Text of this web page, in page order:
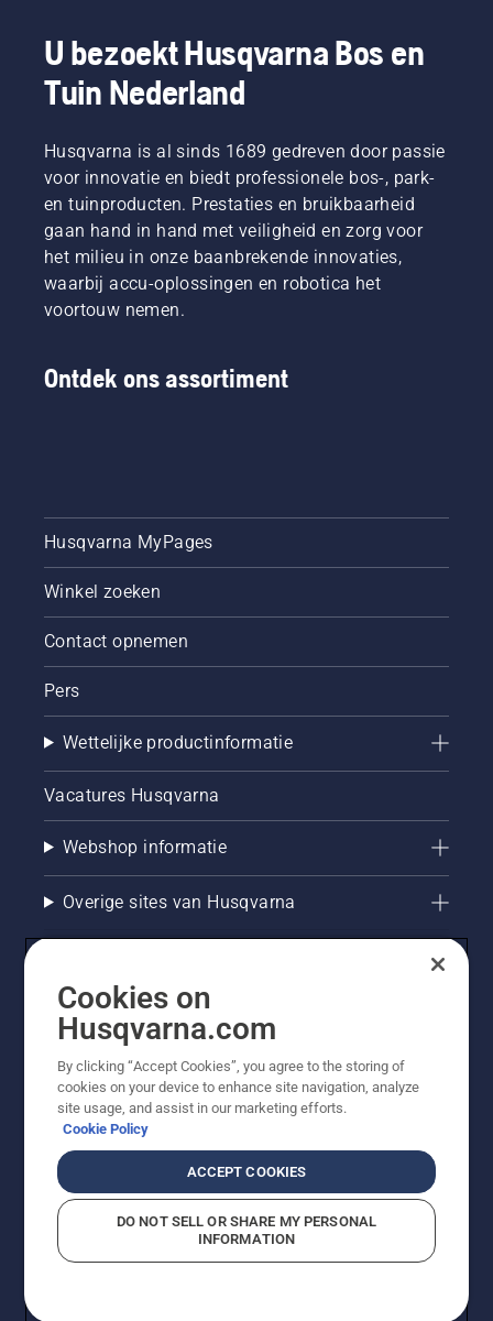
U bezoekt Husqvarna Bos en
Tuin Nederland
Husqvarna is al sinds 1689 gedreven door passie
voor innovatie en biedt professionele bos-, park-
en tuinproducten. Prestaties en bruikbaarheid
gaan hand in hand met veiligheid en zorg voor
het milieu in onze baanbrekende innovaties,
waarbij accu-oplossingen en robotica het
voortouw nemen.
Ontdek ons assortiment
Husqvarna MyPages
Winkel zoeken
Contact opnemen
Pers
Wettelijke productinformatie
Vacatures Husqvarna
Webshop informatie
Overige sites van Husqvarna
© Husqvarna AB (publ). Alle rechten voorbehouden. De
getoonde prijzen zijn consumentenadviesprijzen. Alle
vermelde prijzen zijn adviesverkoopprijzen (incl. BTW),
tenzij het product beschikbaar is voor directe aankoop.
CookiebeleidGebruiksvoorwaarden Privacyverklaring
Bedrijfsgegevens Report Suspected Violations
Cookies on
Husqvarna.com
By clicking “Accept Cookies”, you agree to the storing of
cookies on your device to enhance site navigation, analyze
site usage, and assist in our marketing efforts.
Cookie Policy
ACCEPT COOKIES
DO NOT SELL OR SHARE MY PERSONAL
INFORMATION